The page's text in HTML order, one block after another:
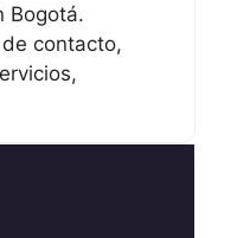
Bogotá.
contacto,